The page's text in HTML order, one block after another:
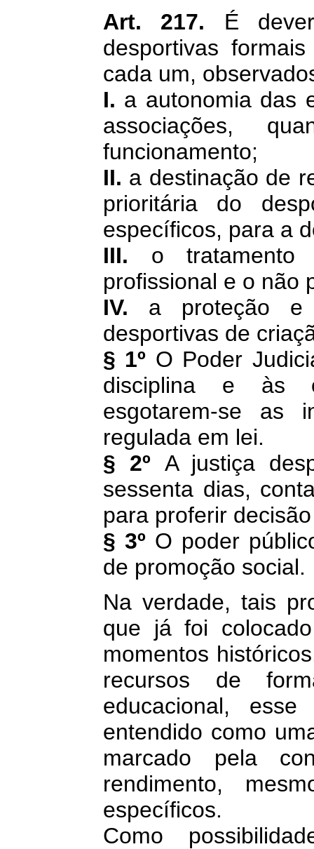
Art. 217. É
desportivas
cada um,
I. a autonomia das
associações,
funcionamento;
II. a destinação de
prioritária do
específicos, para a
III. o tratamento
profissional e o não
IV. a proteção e
desportivas de
§ 1º O Poder
disciplina e às
esgotarem-se as
regulada em lei.
§ 2º A justiça
sessenta dias,
para proferir
§ 3º O poder
de promoção social.
Na verdade, tais
que já foi
momentos
recursos de
educacional,
entendido como
marcado pela
rendimento,
específicos.
Como